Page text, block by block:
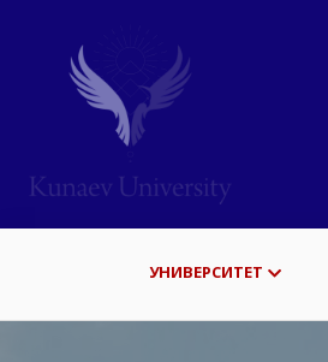
УНИВЕРСИТЕТ